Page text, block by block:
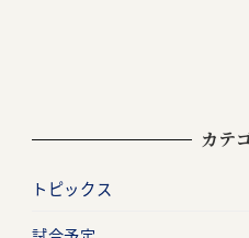
カテ
トピックス